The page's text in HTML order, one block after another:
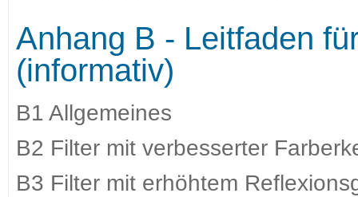
Anhang B - Leitfaden
(informativ)
B1 Allgemeines
B2 Filter mit verbesserter
B3 Filter mit erhöhtem